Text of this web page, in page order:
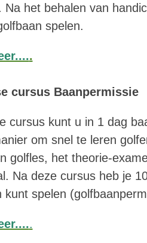
Na het behalen van
spelen.
.
cursus Baanpermissie
cursus kunt u in 1 dag
om snel te leren
golfles, het theorie-
Na deze cursus heb je
kunt spelen
.